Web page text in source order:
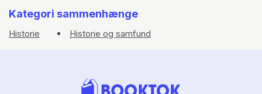
Kategori sammenhænge
Historie Historie og samfund